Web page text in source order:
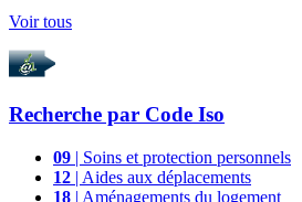
Voir tous
Recherche par Code Iso
09 | Soins et protection personnels
12 | Aides aux déplacements
18 | Aménagements du logement